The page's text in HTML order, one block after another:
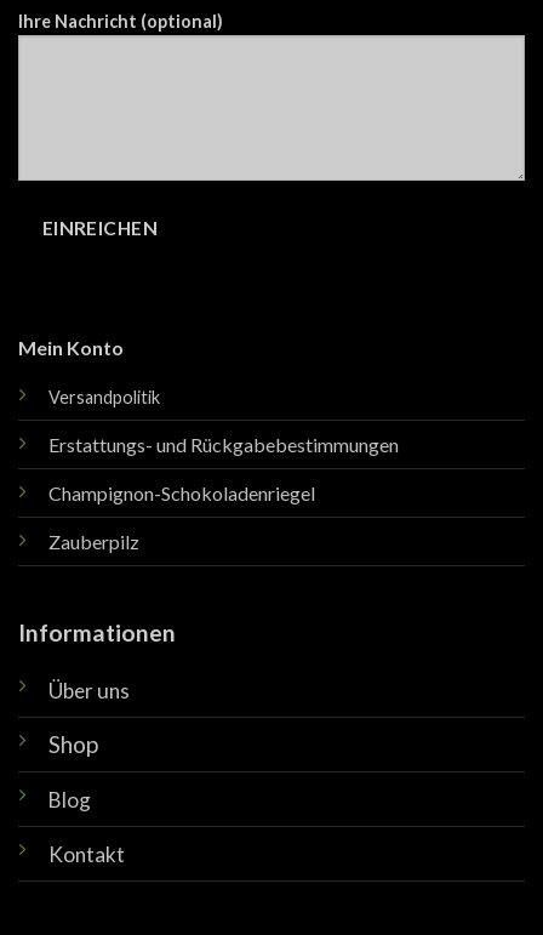
Mein Konto
Versandpolitik
Erstattungs- und Rückgabebestimmungen
Champignon-Schokoladenriegel
Zauberpilz
Informationen
Über uns
Shop
Blog
Kontakt
Ihre Nachricht (optional)